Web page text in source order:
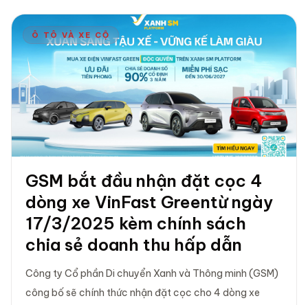
Ô TÔ VÀ XE CỘ
GSM bắt đầu nhận đặt cọc 4
dòng xe VinFast Greentừ ngày
17/3/2025 kèm chính sách
chia sẻ doanh thu hấp dẫn
Công ty Cổ phần Di chuyển Xanh và Thông minh (GSM)
công bố sẽ chính thức nhận đặt cọc cho 4 dòng xe